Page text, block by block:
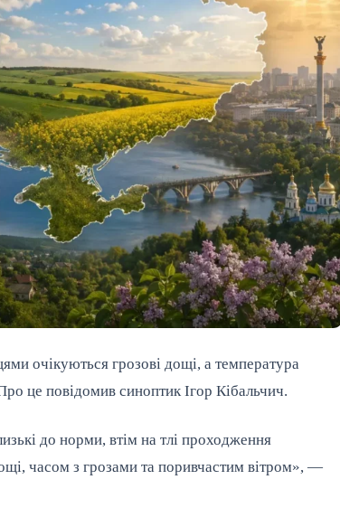
очікуються грозові дощі, а температура
це повідомив синоптик Ігор Кібальчич.
до норми, втім на тлі проходження
часом з грозами та поривчастим вітром», —